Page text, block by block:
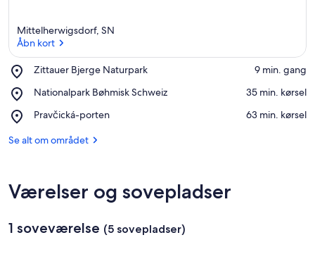
Mittelherwigsdorf, SN
Åbn kort
Zittauer Bjerge Naturpark
Place,
Bjerge
‪9 min. gang‬
Nationalpark Bøhmisk Schweiz
Place,
Bøhmisk
‪35 min. kørsel‬
Pravčická-porten
Place,
porten
‪63 min. kørsel‬
Se alt om området
Værelser og sovepladser
1 soveværelse (5 sovepladser)